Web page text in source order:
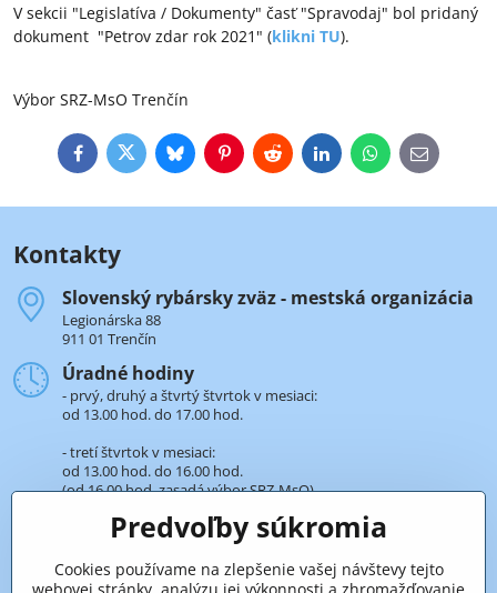
V sekcii "Legislatíva / Dokumenty" časť "Spravodaj" bol pridaný
dokument "Petrov zdar rok 2021" (klikni TU).
Výbor SRZ-MsO Trenčín
FacebookTwitterBlueskyPinterestRedditLinkedInWhatsApp
E-
mail
Kontakty
Slovenský rybársky zväz - mestská organizácia
Legionárska 88
911 01 Trenčín
Úradné hodiny
- prvý, druhý a štvrtý štvrtok v mesiaci:
od 13.00 hod. do 17.00 hod.
- tretí štvrtok v mesiaci:
od 13.00 hod. do 16.00 hod.
(od 16.00 hod. zasadá výbor SRZ-MsO).
+421 32 652 59 25
Predvoľby súkromia
Cookies používame na zlepšenie vašej návštevy tejto